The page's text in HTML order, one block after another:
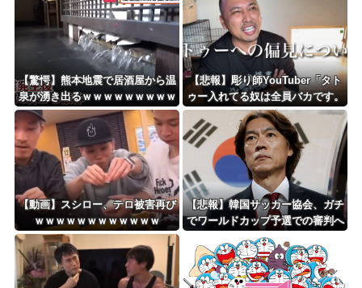
Powered by livedoor 相互RSS
【驚愕】熊本地震で居酒屋から温
泉が湧き出るｗｗｗｗｗｗｗｗｗ
ｗｗｗ
【悲報】彫り師YouTuber「タト
ゥー入れてる奴は全員バカです。
すごい民度低い」
【動画】スシロー、テロ被害再び
ｗｗｗｗｗｗｗｗｗｗｗｗ
【悲報】韓国サッカー協会、ガチ
でワールドカップ予選での審判へ
の性接待がバレ大炎上大騒ぎにｗ
ｗｗｗｗｗｗｗ